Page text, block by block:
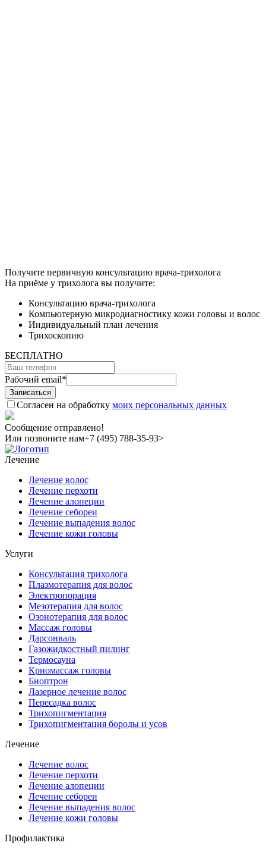
Получите первичную консультацию врача-трихолога
На приёме у трихолога вы получите:
Консультацию врача-трихолога
Компьютерную микродиагностику кожи головы и волос
Индивидуальный план лечения
Трихоскопию
БЕСПЛАТНО
Рабочий email*
Согласен на обработку моих персональных данных
Сообщение отправлено!
Или позвоните нам+7 (495) 788-35-93>
Лечение
Лечение волос
Лечение перхоти
Лечение алопеции
Лечение себореи
Лечение выпадения волос
Лечение кожи головы
Услуги
Консультация трихолога
Плазмотерапия для волос
Электропорация
Мезотерапия для волос
Озонотерапия для волос
Массаж головы
Дарсонваль
Газожидкостный пилинг
Термосауна
Криомассаж головы
Биоптрон
Лазерное лечение волос
Пересадка волос
Трихопигментация
Трихопигментация бороды и усов
Лечение
Лечение волос
Лечение перхоти
Лечение алопеции
Лечение себореи
Лечение выпадения волос
Лечение кожи головы
Профилактика